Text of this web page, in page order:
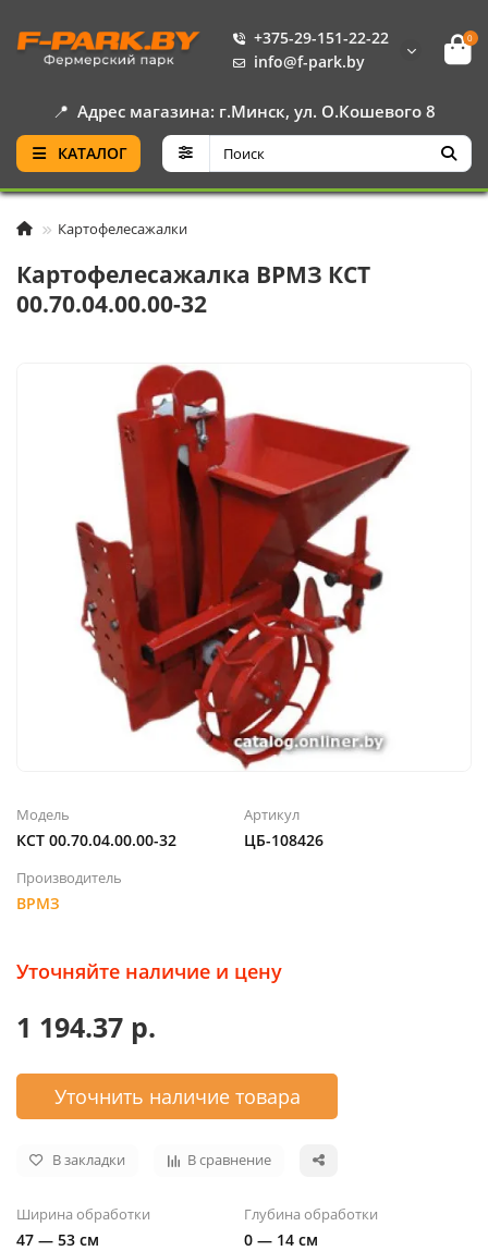
+375-29-151-22-22
info@f-park.by
0
📍 Адрес магазина: г.Минск, ул. О.Кошевого 8
КАТАЛОГ
Картофелесажалки
Картофелесажалка ВРМЗ КСТ
00.70.04.00.00-32
Модель
КСТ 00.70.04.00.00-32
Артикул
ЦБ-108426
Производитель
ВРМЗ
Уточняйте наличие и цену
1 194.37 р.
Уточнить наличие товара
В закладки В сравнение
Ширина обработки
47 — 53 см
Глубина обработки
0 — 14 см